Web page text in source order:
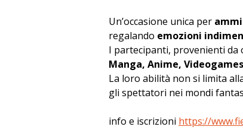
Un’occasione unica per
regalando emozioni
I partecipanti, provenienti da
Manga, Anime,
La loro abilità non si limita
gli spettatori nei mondi
info e iscrizioni https://